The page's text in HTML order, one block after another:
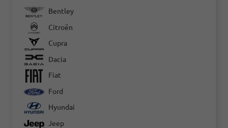
Bentley
Citroën
Cupra
Dacia
Fiat
Ford
Hyundai
Jeep